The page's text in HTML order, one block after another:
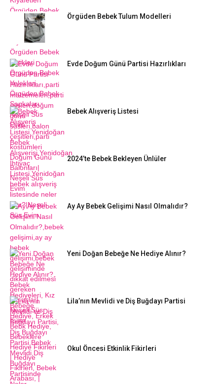
Örgüden Bebek Tulum Modelleri
Evde Doğum Günü Partisi Hazırlıkları
Bebek Alışveriş Listesi
2024’te Bebek Bekleyen Ünlüler
Ay Ay Bebek Gelişimi Nasıl Olmalıdır?
Yeni Doğan Bebeğe Ne Hediye Alınır?
Lila’nın Mevlidi ve Diş Buğdayı Partisi
Okul Öncesi Etkinlik Fikirleri